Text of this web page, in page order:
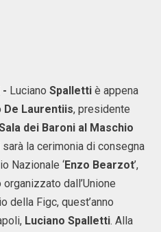
- Luciano Spalletti è appena
De Laurentiis, presidente
dei Baroni al Maschio
la cerimonia di consegna
Nazionale ‘Enzo Bearzot’,
dall’Unione
della Figc, quest’anno
Luciano Spalletti. Alla